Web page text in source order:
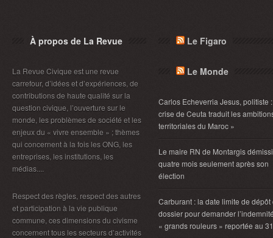
À propos de La Revue
La Revue Civique est une revue
carrefour, d’idées et d’expériences, de
contributions de haute qualité sur la
question civique, l’ouverture sur le
monde, les problèmes de société et les
enjeux du « vivre ensemble » ; thèmes
qui concernent à la fois les ONG, les
entreprises, les institutions, les
médias....
Respect des règles, respect des autres
et participation à la vie publique
commune, ces dimensions du civisme
concernent tous les secteurs d’activités
Le Figaro
Le Monde
Carlos Echeverria Jesus, politiste
crise de Ceuta traduit les
territoriales du Maroc »
Le maire RN de Montargis
quatre mois seulement après son
élection
Carburant : la date limite de dépôt
dossier pour demander
« grands rouleurs » reportée au